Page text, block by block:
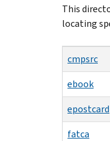
Beginning
of
This
locating
cmpsrc
ebook
epostcard
fatca